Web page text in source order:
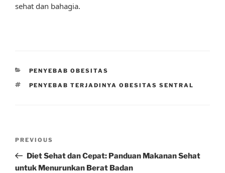
sehat dan bahagia.
CATEGORIES
PENYEBAB OBESITAS
TAGS
PENYEBAB TERJADINYA OBESITAS SENTRAL
Previous
Post
PREVIOUS
Diet Sehat dan Cepat: Panduan Makanan Sehat
untuk Menurunkan Berat Badan